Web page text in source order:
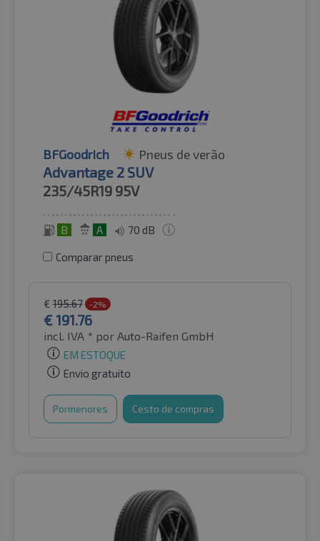
BFGoodrich Pneus de verão
Advantage 2 SUV
235/45R19 95V
B A 70 dB
Comparar pneus
€ 195.67 -2%
€191.76
incl. IVA * por Auto-Raifen GmbH
EM ESTOQUE
Envio gratuito
Pormenores Cesto de compras